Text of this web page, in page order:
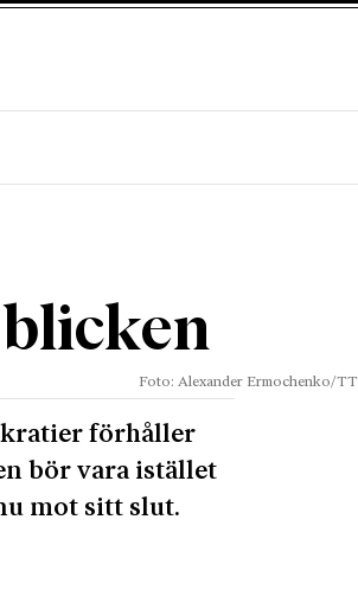
Foto: Alexander Ermochenko/TT
förhåller
bör vara istället
mot sitt slut.